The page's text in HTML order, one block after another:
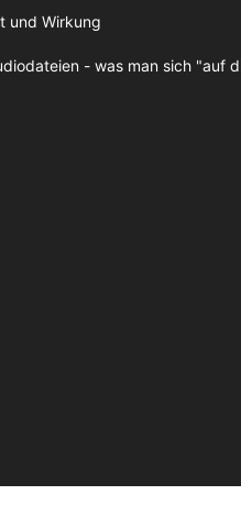
und Wirkung
- was man sich "auf